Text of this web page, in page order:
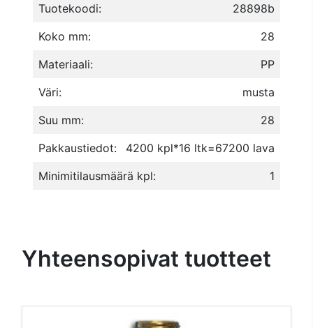
Tuotekoodi:
28898b
Koko mm:
28
Materiaali:
PP
Väri:
musta
Suu mm:
28
Pakkaustiedot:
4200 kpl*16 ltk=67200 lava
Minimitilausmäärä kpl:
1
Yhteensopivat tuotteet